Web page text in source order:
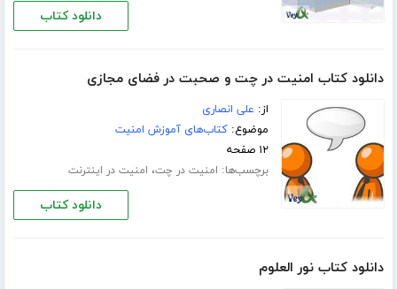
دانلود کتاب
دانلود کتاب امنیت در چت و صحبت در فضای مجازی
از: علی انصاری
موضوع:کتاب‌های آموزش امنیت
۱۲ صفحه
برچسب‌ها: امنیت در چت، امنیت در اینترنت
دانلود کتاب
دانلود کتاب نور العلوم